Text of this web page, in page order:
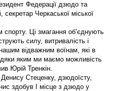
Федерації дзюдо та
секретар Черкаської міської
спорту. Ці змагання об’єднують
силу, витривалість і
відважним воїнам, які в
яким ми маємо можливість
Юрій Тренкін.
Стеценку, дзюдоїсту,
здобув І місце з дзюдо у